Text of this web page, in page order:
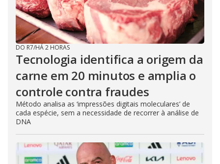
DO R7/HÁ 2 HORAS
Tecnologia identifica a origem da
carne em 20 minutos e amplia o
controle contra fraudes
Método analisa as ‘impressões digitais moleculares’ de
cada espécie, sem a necessidade de recorrer à análise de
DNA